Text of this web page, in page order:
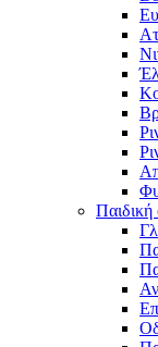
Παιδική